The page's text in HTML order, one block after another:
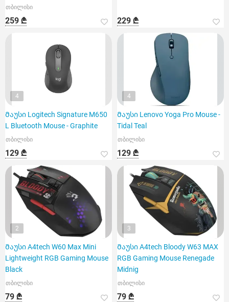
თბილისი
259 ₾ 229 ₾
4
Მაუსი Logitech Signature M650
L Bluetooth Mouse - Graphite
თბილისი
129 ₾
4
Მაუსი Lenovo Yoga Pro Mouse -
Tidal Teal
თბილისი
129 ₾
2
Მაუსი A4tech W60 Max Mini
Lightweight RGB Gaming Mouse
Black
თბილისი
79 ₾
3
Მაუსი A4tech Bloody W63 MAX
RGB Gaming Mouse Renegade
Midnig
თბილისი
79 ₾